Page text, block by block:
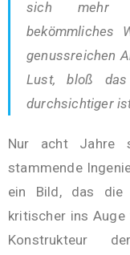
sich mehr
bekömmliches
genussreichen
Lust, bloß
durchsichtiger
Nur acht Jahre
stammende
ein Bild, das die
kritischer ins
Konstrukteur